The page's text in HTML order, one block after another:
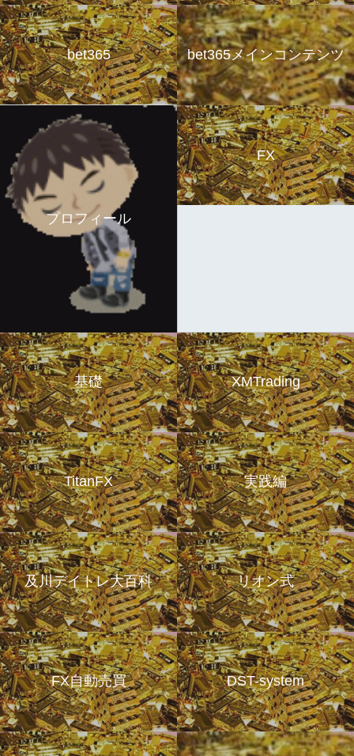
bet365 bet365メインコンテンツ
プロフィール
FX
基礎 XMTrading
TitanFX 実践編
及川デイトレ大百科 リオン式
FX自動売買 DST-system